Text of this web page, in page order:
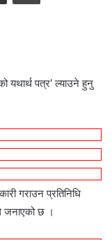
यथार्थ पत्र’ ल्याउने हुनु
गराउन प्रतिनिधि
जनाएको छ ।